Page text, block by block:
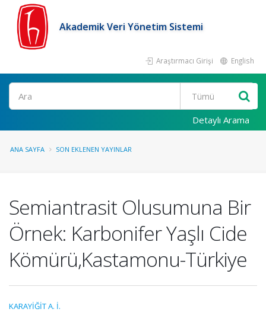
Akademik Veri Yönetim Sistemi
Araştırmacı Girişi English
Ara
Detaylı Arama
ANA SAYFA SON EKLENEN YAYINLAR
Semiantrasit Olusumuna Bir
Örnek: Karbonifer Yaşlı Cide
Kömürü,Kastamonu-Türkiye
KARAYİĞİT A. İ.